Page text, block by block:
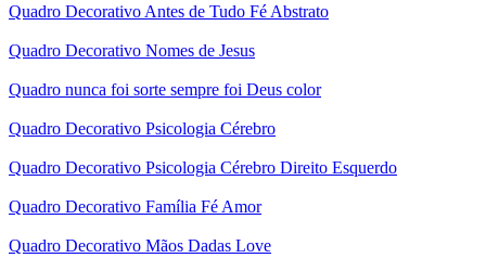
Quadro Decorativo Antes de Tudo Fé Abstrato
Quadro Decorativo Nomes de Jesus
Quadro nunca foi sorte sempre foi Deus color
Quadro Decorativo Psicologia Cérebro
Quadro Decorativo Psicologia Cérebro Direito Esquerdo
Quadro Decorativo Família Fé Amor
Quadro Decorativo Mãos Dadas Love